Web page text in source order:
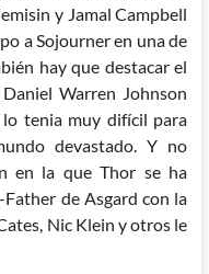
y Jamal Campbell
a Sojourner en una de
hay que destacar el
Warren Johnson
tenia muy difícil para
devastado. Y no
en la que Thor se ha
de Asgard con la
Nic Klein y otros le